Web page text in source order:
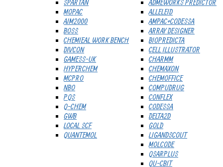
SPARTAN
MOPAC
AIM2000
BOSS
CHEMIEAL WORK BENCH
DIVCON
GAMESS-UK
HYPERCHEM
MCPRO
NBO
PQS
Q-CHEM
GWB
LOCAL SCF
QUANTEMOL
ADMEWORKS PREDICTOR
ALLELEID
AMPAC+CODESSA
ARRAY DESIGNER
BIOPREDICTA
CELL ILLUSTRATOR
CHARMM
CHEMAXON
CHEMOFFICE
COMPUDRUG
CONFLEX
CODESSA
DELTA2D
GOLD
LIGANDSCOUT
MOLCODE
QSARPLUS
QU-CBIT